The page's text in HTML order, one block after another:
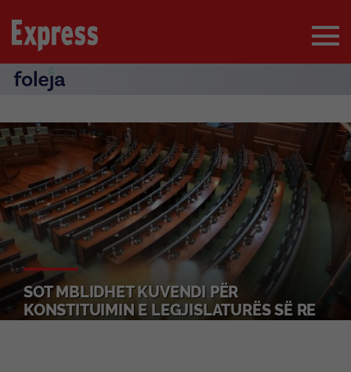
SOT MBLIDHET KUVENDI PËR
KONSTITUIMIN E LEGJISLATURËS SË RE